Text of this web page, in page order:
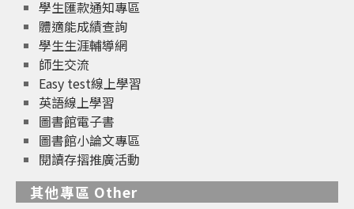
學生匯款通知專區
體適能成績查詢
學生生涯輔導網
師生交流
Easy test線上學習
英語線上學習
圖書館電子書
圖書館小論文專區
閱讀存摺推廣活動
其他專區 Other